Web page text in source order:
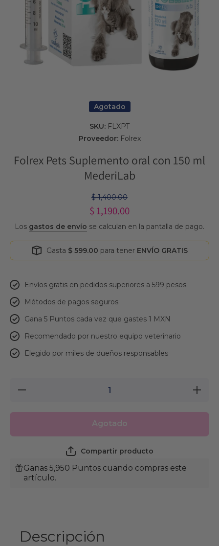
Agotado
SKU: FLXPT
Proveedor:Folrex
Folrex Pets Suplemento oral con 150 ml
MederiLab
$ 1,400.00
$ 1,190.00
Los gastos de envío se calculan en la pantalla de pago.
Gasta $ 599.00 para tener ENVÍO GRATIS
Envíos gratis en pedidos superiores a 599 pesos.
Métodos de pagos seguros
Gana 5 Puntos cada vez que gastes 1 MXN
Recomendado por nuestro equipo veterinario
Elegido por miles de dueños responsables
Reducir
Agotado
Compartir producto
Ganas 5,950 Puntos cuando compras este
artículo.
Descripción